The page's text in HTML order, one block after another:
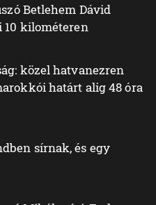
Betlehem Dávid
kilométeren
közel hatvanezren
határt alig 48 óra
sírnak, és egy